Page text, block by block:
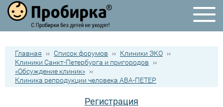
Главная ›› Список форумов ›› Клиники ЭКО ››
Клиники Санкт-Петербурга и пригородов
››
«Обсуждение клиник» ››
Клиника репродукции человека АВА-ПЕТЕР
Регистрация